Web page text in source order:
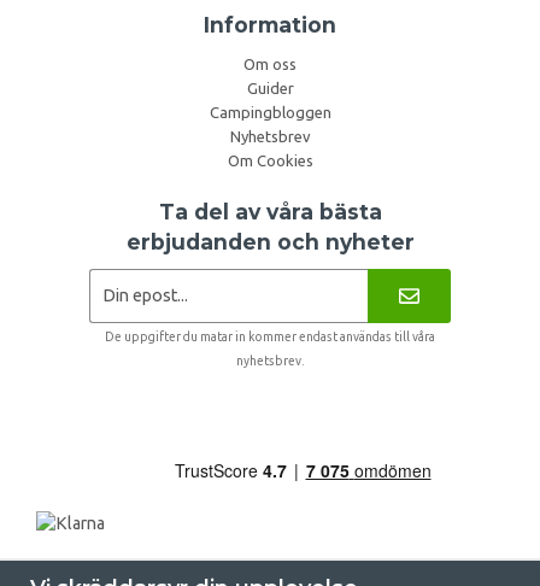
Information
Om oss
Guider
Campingbloggen
Nyhetsbrev
Om Cookies
Ta del av våra bästa
erbjudanden och nyheter
De uppgifter du matar in kommer endast användas till våra
nyhetsbrev.